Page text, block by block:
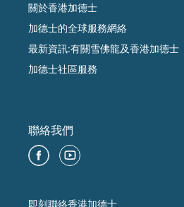
關於香港加德士
加德士的全球服務網絡
最新資訊:有關雪佛龍及香港加德士
加德士社區服務
聯絡我們
即刻聯絡香港加德士